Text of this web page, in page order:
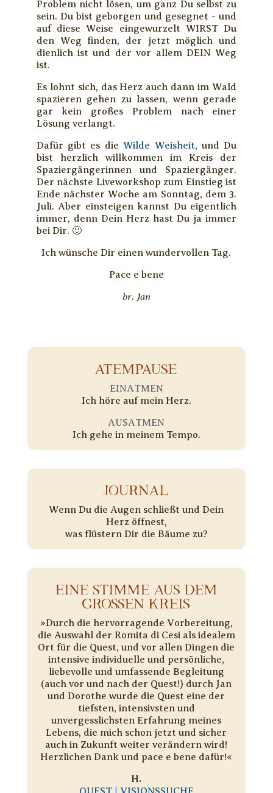
Problem nicht lösen, um ganz Du selbst zu
sein. Du bist geborgen und gesegnet - und
auf diese Weise eingewurzelt WIRST Du
den Weg finden, der jetzt möglich und
dienlich ist und der vor allem DEIN Weg
ist.
Es lohnt sich, das Herz auch dann im Wald
spazieren gehen zu lassen, wenn gerade
gar kein großes Problem nach einer
Lösung verlangt.
Dafür gibt es die Wilde Weisheit, und Du
bist herzlich willkommen im Kreis der
Spaziergängerinnen und Spaziergänger.
Der nächste Liveworkshop zum Einstieg ist
Ende nächster Woche am Sonntag, dem 3.
Juli. Aber einsteigen kannst Du eigentlich
immer, denn Dein Herz hast Du ja immer
bei Dir. 🙂
Ich wünsche Dir einen wundervollen Tag.
Pace e bene
br. Jan
ATEMPAUSE
EINATMEN
Ich höre auf mein Herz.
AUSATMEN
Ich gehe in meinem Tempo.
JOURNAL
Wenn Du die Augen schließt und Dein
Herz öffnest,
was flüstern Dir die Bäume zu?
EINE STIMME AUS DEM
GROSSEN KREIS
»Durch die hervorragende Vorbereitung,
die Auswahl der Romita di Cesi als idealem
Ort für die Quest, und vor allen Dingen die
intensive individuelle und persönliche,
liebevolle und umfassende Begleitung
(auch vor und nach der Quest!) durch Jan
und Dorothe wurde die Quest eine der
tiefsten, intensivsten und
unvergesslichsten Erfahrung meines
Lebens, die mich schon jetzt und sicher
auch in Zukunft weiter verändern wird!
Herzlichen Dank und pace e bene dafür!«
H.